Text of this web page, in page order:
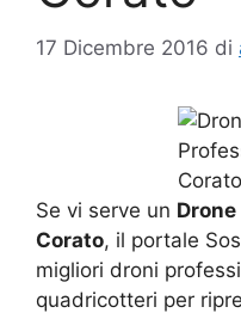
17 Dicembre 2016 di
Se vi serve un
Corato, il portale
migliori droni
quadricotteri per